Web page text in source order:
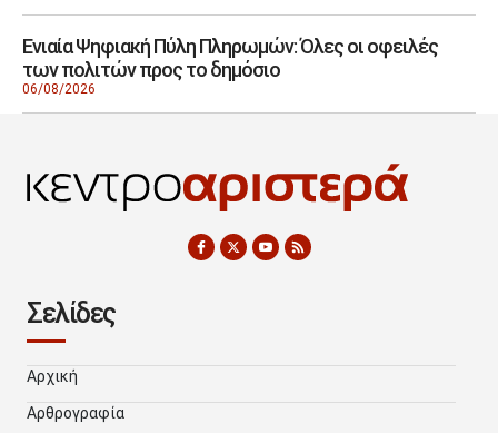
Ενιαία Ψηφιακή Πύλη Πληρωμών: Όλες οι οφειλές
των πολιτών προς το δημόσιο
06/08/2026
Σελίδες
Αρχική
Αρθρογραφία